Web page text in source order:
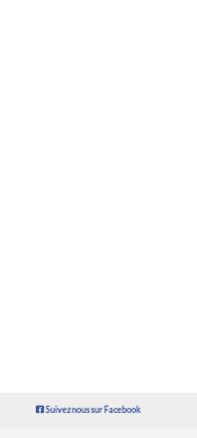
Suivez nous sur Facebook